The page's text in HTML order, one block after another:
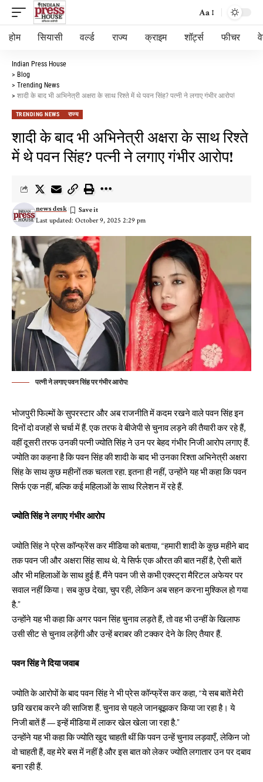
Aa
होम सियासी वर्ल्ड राज्य क्राइम शॉर्ट्स फीचर
Indian Press House
> Blog
> Trending News
> शादी के बाद भी अभिनेत्री अक्षरा के साथ रिश्ते में थे पवन सिंह? पत्नी ने लगाए गंभीर आरोप!
TRENDING NEWS राज्य
शादी के बाद भी अभिनेत्री अक्षरा के साथ रिश्ते
में थे पवन सिंह? पत्नी ने लगाए गंभीर आरोप!
Last updated: October 9, 2025 2:29 pm
news desk
पत्नी ने लगाए पवन सिंह पर गंभीर आरोप!
भोजपुरी फिल्मों के सुपरस्टार और अब राजनीति में कदम रखने वाले पवन सिंह इन
दिनों दो वजहों से चर्चा में हैं. एक तरफ वे बीजेपी से चुनाव लड़ने की तैयारी कर रहे हैं,
वहीं दूसरी तरफ उनकी पत्नी ज्योति सिंह ने उन पर बेहद गंभीर निजी आरोप लगाए हैं.
ज्योति का कहना है कि पवन सिंह की शादी के बाद भी उनका रिश्ता अभिनेत्री अक्षरा
सिंह के साथ कुछ महीनों तक चलता रहा. इतना ही नहीं, उन्होंने यह भी कहा कि पवन
सिर्फ एक नहीं, बल्कि कई महिलाओं के साथ रिलेशन में रहे हैं.
ज्योति सिंह ने लगाए गंभीर आरोप
ज्योति सिंह ने प्रेस कॉन्फ्रेंस कर मीडिया को बताया, “हमारी शादी के कुछ महीने बाद
तक पवन जी और अक्षरा सिंह साथ थे. ये सिर्फ एक औरत की बात नहीं है, ऐसी बातें
और भी महिलाओं के साथ हुई हैं. मैंने पवन जी से कभी एक्स्ट्रा मैरिटल अफेयर पर
सवाल नहीं किया। सब कुछ देखा, चुप रही, लेकिन अब सहन करना मुश्किल हो गया
है.”
उन्होंने यह भी कहा कि अगर पवन सिंह चुनाव लड़ते हैं, तो वह भी उन्हीं के खिलाफ
उसी सीट से चुनाव लड़ेंगी और उन्हें बराबर की टक्कर देने के लिए तैयार हैं.
पवन सिंह ने दिया जवाब
ज्योति के आरोपों के बाद पवन सिंह ने भी प्रेस कॉन्फ्रेंस कर कहा, “ये सब बातें मेरी
छवि खराब करने की साजिश हैं. चुनाव से पहले जानबूझकर किया जा रहा है। ये
निजी बातें हैं — इन्हें मीडिया में लाकर खेल खेला जा रहा है.”
उन्होंने यह भी कहा कि ज्योति खुद चाहती थीं कि पवन उन्हें चुनाव लड़वाएँ, लेकिन जो
वो चाहती हैं, वह मेरे बस में नहीं है और इस बात को लेकर ज्योति लगातार उन पर दबाव
बना रही हैं.